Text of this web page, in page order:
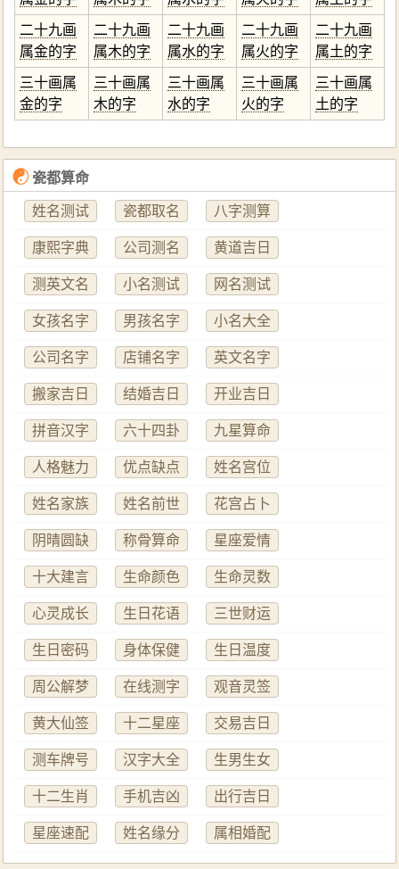
二十九画
属金的字
二十九画
属木的字
二十九画
属水的字
二十九画
属火的字
二十九画
属土的字
三十画属
金的字
三十画属
木的字
三十画属
水的字
三十画属
火的字
三十画属
土的字
☯瓷都算命
姓名测试 瓷都取名 八字测算
康熙字典 公司测名 黄道吉日
测英文名 小名测试 网名测试
女孩名字 男孩名字 小名大全
公司名字 店铺名字 英文名字
搬家吉日 结婚吉日 开业吉日
拼音汉字 六十四卦 九星算命
人格魅力 优点缺点 姓名宫位
姓名家族 姓名前世 花宫占卜
阴晴圆缺 称骨算命 星座爱情
十大建言 生命颜色 生命灵数
心灵成长 生日花语 三世财运
生日密码 身体保健 生日温度
周公解梦 在线测字 观音灵签
黄大仙签 十二星座 交易吉日
测车牌号 汉字大全 生男生女
十二生肖 手机吉凶 出行吉日
星座速配 姓名缘分 属相婚配